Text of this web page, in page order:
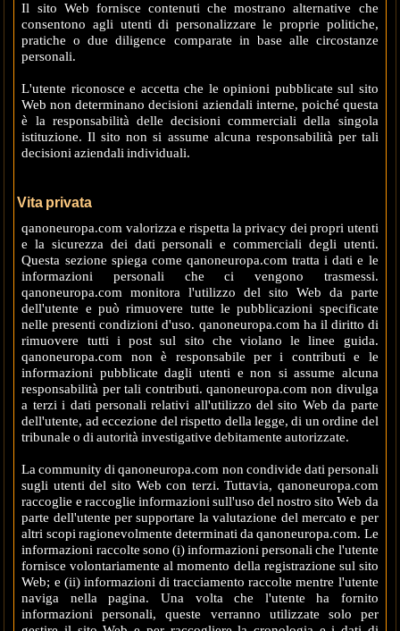
Il sito Web fornisce contenuti che mostrano alternative che
consentono agli utenti di personalizzare le proprie politiche,
pratiche o due diligence comparate in base alle circostanze
personali.
L'utente riconosce e accetta che le opinioni pubblicate sul sito
Web non determinano decisioni aziendali interne, poiché questa
è la responsabilità delle decisioni commerciali della singola
istituzione. Il sito non si assume alcuna responsabilità per tali
decisioni aziendali individuali.
Vita privata
qanoneuropa.com valorizza e rispetta la privacy dei propri utenti
e la sicurezza dei dati personali e commerciali degli utenti.
Questa sezione spiega come qanoneuropa.com tratta i dati e le
informazioni personali che ci vengono trasmessi.
qanoneuropa.com monitora l'utilizzo del sito Web da parte
dell'utente e può rimuovere tutte le pubblicazioni specificate
nelle presenti condizioni d'uso. qanoneuropa.com ha il diritto di
rimuovere tutti i post sul sito che violano le linee guida.
qanoneuropa.com non è responsabile per i contributi e le
informazioni pubblicate dagli utenti e non si assume alcuna
responsabilità per tali contributi. qanoneuropa.com non divulga
a terzi i dati personali relativi all'utilizzo del sito Web da parte
dell'utente, ad eccezione del rispetto della legge, di un ordine del
tribunale o di autorità investigative debitamente autorizzate.
La community di qanoneuropa.com non condivide dati personali
sugli utenti del sito Web con terzi. Tuttavia, qanoneuropa.com
raccoglie e raccoglie informazioni sull'uso del nostro sito Web da
parte dell'utente per supportare la valutazione del mercato e per
altri scopi ragionevolmente determinati da qanoneuropa.com. Le
informazioni raccolte sono (i) informazioni personali che l'utente
fornisce volontariamente al momento della registrazione sul sito
Web; e (ii) informazioni di tracciamento raccolte mentre l'utente
naviga nella pagina. Una volta che l'utente ha fornito
informazioni personali, queste verranno utilizzate solo per